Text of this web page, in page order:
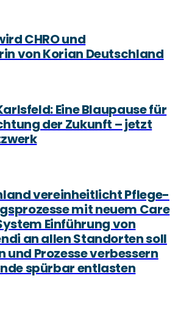
CHRO und
von Korian Deutschland
Eine Blaupause für
der Zukunft – jetzt
vereinheitlicht Pflege-
mit neuem Care
Einführung von
an allen Standorten soll
Prozesse verbessern
spürbar entlasten